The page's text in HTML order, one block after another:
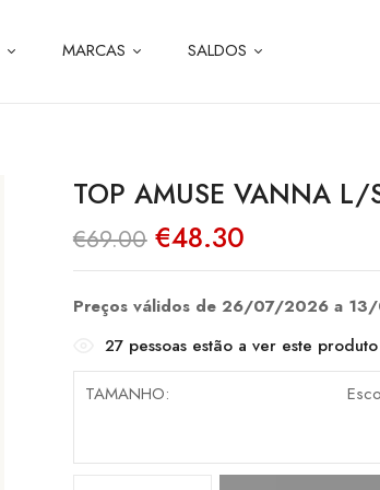
MARCAS SALDOS
TOP AMUSE VANNA L/
€69.00 O
preço
original
€69.00.
€48.30
atual
€48.30.
Preços válidos de 26/07/2026 a
27 pessoas estão a ver este
TAMANHO